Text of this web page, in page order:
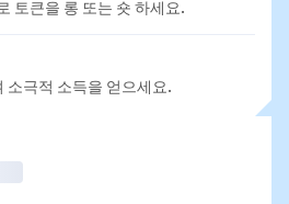
토큰을 롱 또는 숏 하세요.
소극적 소득을 얻으세요.